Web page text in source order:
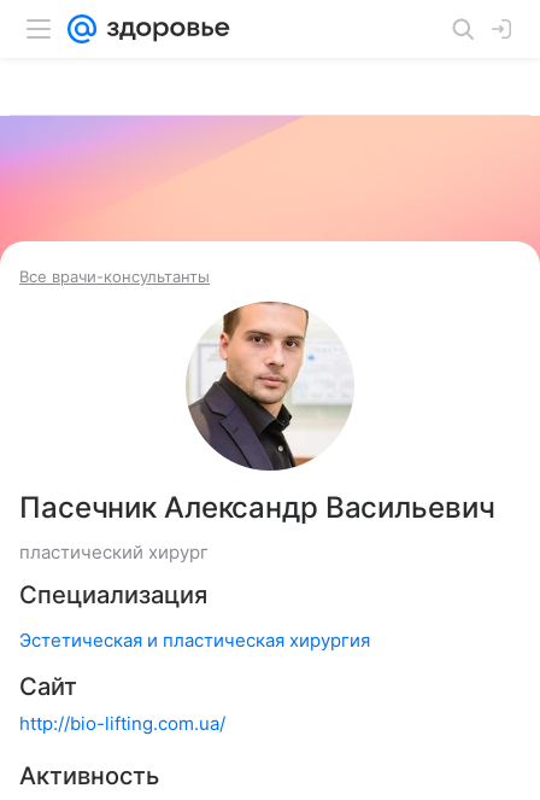
Все врачи-консультанты
Пасечник Александр Васильевич
пластический хирург
Специализация
Эстетическая и пластическая хирургия
Сайт
http://bio-lifting.com.ua/
Активность